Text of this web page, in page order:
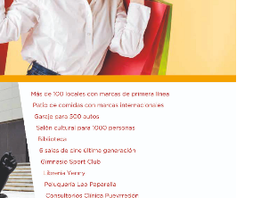
recibió el título de Doctor
del acto de juramentación
presidenta de Perú, Keiko
el Congreso de ese país, en el
a Lima.